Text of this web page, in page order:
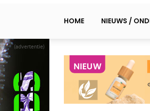
(advertentie)
HOME NIEUWS /